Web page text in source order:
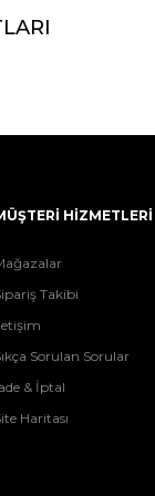
HİZMETLERİ
Takibi
Sorulan Sorular
& İptal
Haritası